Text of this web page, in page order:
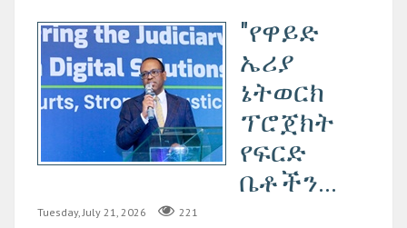
"የዋይድ
ኤሪያ
ኔትወርክ
ፕሮጀክት
የፍርድ
ቤቶችን...
Tuesday, July 21, 2026 221